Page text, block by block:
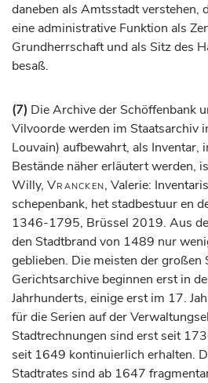
daneben als Amtsstadt verstehen,
eine administrative Funktion als
Grundherrschaft und als Sitz des
besaß.
(7) Die Archive der Schöffenbank
Vilvoorde werden im Staatsarchiv
Louvain) aufbewahrt, als Inventar,
Bestände näher erläutert werden,
Willy, Vrancken, Valerie:
schepenbank, het stadbestuur en
1346-1795, Brüssel 2019. Aus
den Stadtbrand von 1489 nur
geblieben. Die meisten der großen
Gerichtsarchive beginnen erst in
Jahrhunderts, einige erst im 17.
für die Serien auf der
Stadtrechnungen sind erst seit
seit 1649 kontinuierlich erhalten.
Stadtrates sind ab 1647